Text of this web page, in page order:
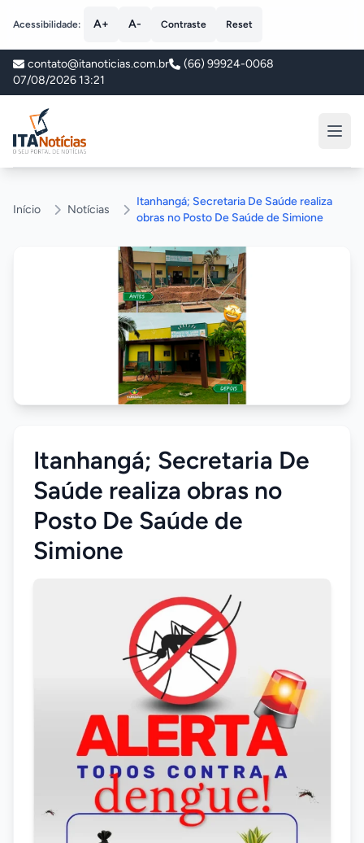
Acessibilidade: A+ A- Contraste Reset
contato@itanoticias.com.br
(66) 99924-0068
07/08/2026 13:21
ITA Notícias
Início Notícias
Itanhangá; Secretaria De Saúde realiza
obras no Posto De Saúde de Simione
Itanhangá; Secretaria De
Saúde realiza obras no
Posto De Saúde de
Simione